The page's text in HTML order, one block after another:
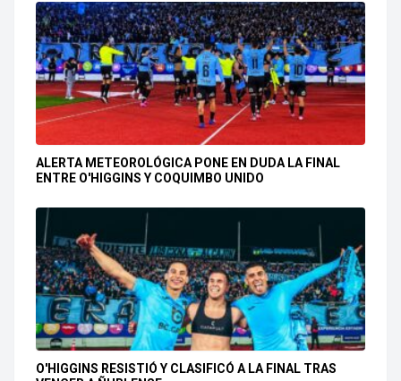
ALERTA METEOROLÓGICA PONE EN DUDA LA FINAL
ENTRE O'HIGGINS Y COQUIMBO UNIDO
O'HIGGINS RESISTIÓ Y CLASIFICÓ A LA FINAL TRAS